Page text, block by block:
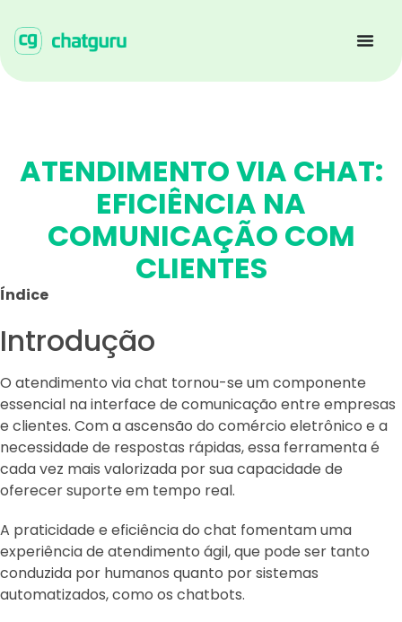
ATENDIMENTO VIA CHAT:
EFICIÊNCIA NA
COMUNICAÇÃO COM
CLIENTES
Índice
Introdução
O atendimento via chat tornou-se um componente
essencial na interface de comunicação entre empresas
e clientes. Com a ascensão do comércio eletrônico e a
necessidade de respostas rápidas, essa ferramenta é
cada vez mais valorizada por sua capacidade de
oferecer suporte em tempo real.
A praticidade e eficiência do chat fomentam uma
experiência de atendimento ágil, que pode ser tanto
conduzida por humanos quanto por sistemas
automatizados, como os chatbots.